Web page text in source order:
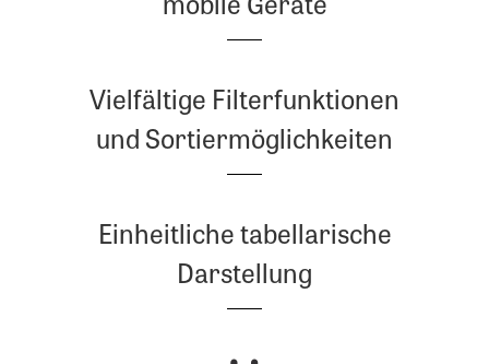
Vielfältige Filterfunktionen
und Sortiermöglichkeiten
Einheitliche tabellarische
Darstellung